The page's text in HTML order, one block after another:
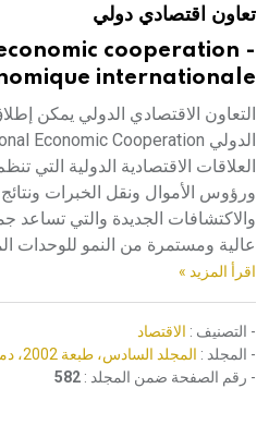
هيئة الموسوعة العربية تطلق
تعاون اقتصادي دولي
cooperation -
internationale
التعاون الاقتصادي الدولي يمكن
العلاقات الاقتصادية الدولية التي
ورؤوس الأموال ونقل الخبرات
والاكتشافات الجديدة والتي تساعد
عالية ومستمرة من النمو للوحدات
اقرأ المزيد »
- التصنيف : الاقتصاد
- المجلد : المجلد السادس، طبعة 2002، دمشق
- رقم الصفحة ضمن المجلد : 582